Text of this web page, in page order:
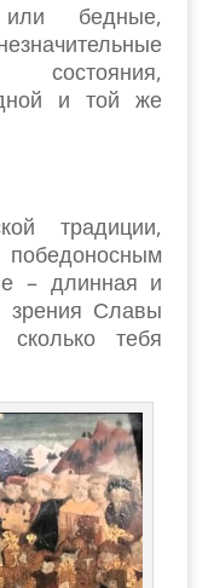
бедные,
и той же
традиции,
– длинная и
зрения Славы
тебя